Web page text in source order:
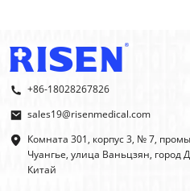
+86-18028267826
sales19@risenmedical.com
Комната 301, корпус 3, № 7,
Чуангье, улица Ваньцзян, город
Китай